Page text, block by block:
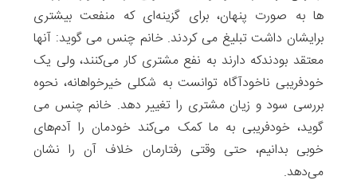
ها به صورت پنهان، برای گزینه‌ای که منفعت بیشتری
برایشان داشت تبلیغ می کردند. خانم چنس می گوید: آ‌نها
معتقد بودندکه دارند به نفع مشتری کار می‌کنند، ولی یک
خودفریبی ناخودآگاه توانست به شکلی خیرخواهانه، نحوه
بررسی سود و زیان مشتری را تغییر دهد. خانم چنس می
گوید، خودفریبی به ما کمک می‌کند خودمان را آدم‌های
خوبی بدانیم، حتی وقتی رفتارمان خلاف آن را نشان
می‌دهد.